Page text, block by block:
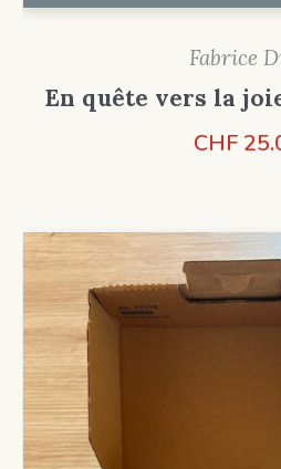
Fabrice
En quête vers la
CHF